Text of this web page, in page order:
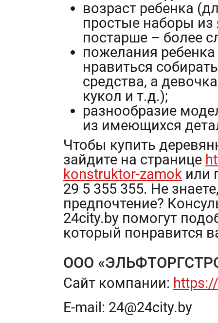
возраст ребенка
простые наборы из
постарше – более
пожелания
нравиться
средства, а
кукол и т.д.);
разнообразие
из имеющихся
Чтобы купить
зайдите на странице
konstruktor-zamok или
29 5 355 355. Не
предпочтение?
24city.by помогут
который понравится
ООО
Сайт компании:
E-mail: 24@24city.by